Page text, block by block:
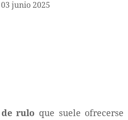
junio 2025
rulo que suele